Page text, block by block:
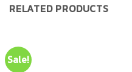
RELATED PRODUCTS
Sale!